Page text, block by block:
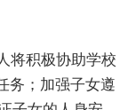
将积极协助学校
务；加强子女遵